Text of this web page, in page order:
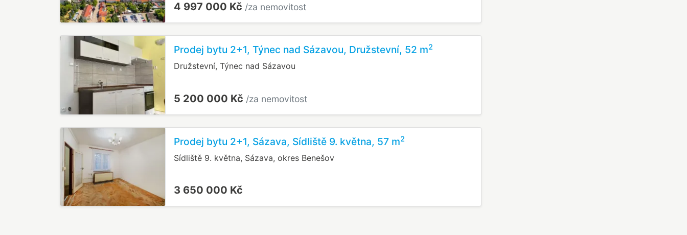
4 997 000 Kč /za nemovitost
Prodej bytu 2+1, Týnec nad Sázavou, Družstevní, 52 m2
Družstevní, Týnec nad Sázavou
5 200 000 Kč /za nemovitost
Prodej bytu 2+1, Sázava, Sídliště 9. května, 57 m2
Sídliště 9. května, Sázava, okres Benešov
3 650 000 Kč